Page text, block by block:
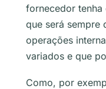
fornecedor
que será sempre
operações
variados e que
Como, por